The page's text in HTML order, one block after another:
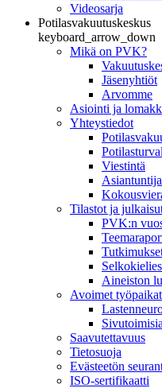
Videosarja
Potilasvakuutuskeskus
keyboard_arrow_down
Mikä on PVK?
Jäsenyhtiöt
Arvomme
Asiointi ja
Yhteystiedot
Viestintä
Tilastot ja
PVK:n
Aineiston
Avoimet työpaikat
Saavutettavuus
Tietosuoja
Evästeetön
ISO-sertifikaatti